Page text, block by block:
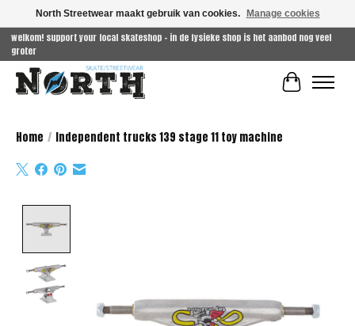
welkom! support your local skateshop - in de fysieke shop is het aanbod nog veel
groter
Home / Independent trucks 139 stage 11 toy machine
North Streetwear maakt gebruik van cookies. Manage cookies